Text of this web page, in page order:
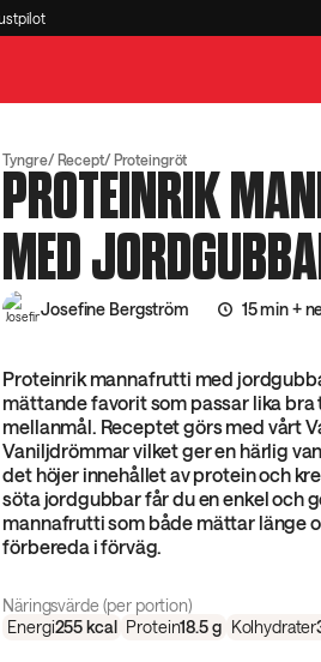
Tyngre Recept Proteingröt
PROTEINRIK
MED
Josefine Bergström 15 min +
Proteinrik mannafrutti med
mättande favorit som passar lika bra
mellanmål. Receptet görs med vårt
Vaniljdrömmar vilket ger en härlig
det höjer innehållet av protein och
söta jordgubbar får du en enkel och
mannafrutti som både mättar länge
förbereda i förväg.
Näringsvärde (per portion)
Energi255kcal Protein18.5g Kolhydrater